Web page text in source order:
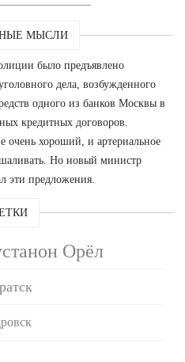
МЫСЛИ
было предъявлено
дела, возбужденного
одного из банков Москвы в
кредитных договоров.
хороший, и артериальное
Но новый министр
эти предложения.
Орёл